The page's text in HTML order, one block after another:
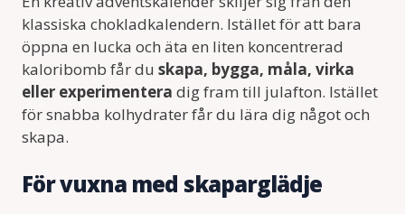
klassiska chokladkalendern. Istället för att bara
öppna en lucka och äta en liten koncentrerad
kaloribomb får du skapa, bygga, måla, virka
eller experimentera dig fram till julafton. Istället
för snabba kolhydrater får du lära dig något och
skapa.
För vuxna med skaparglädje